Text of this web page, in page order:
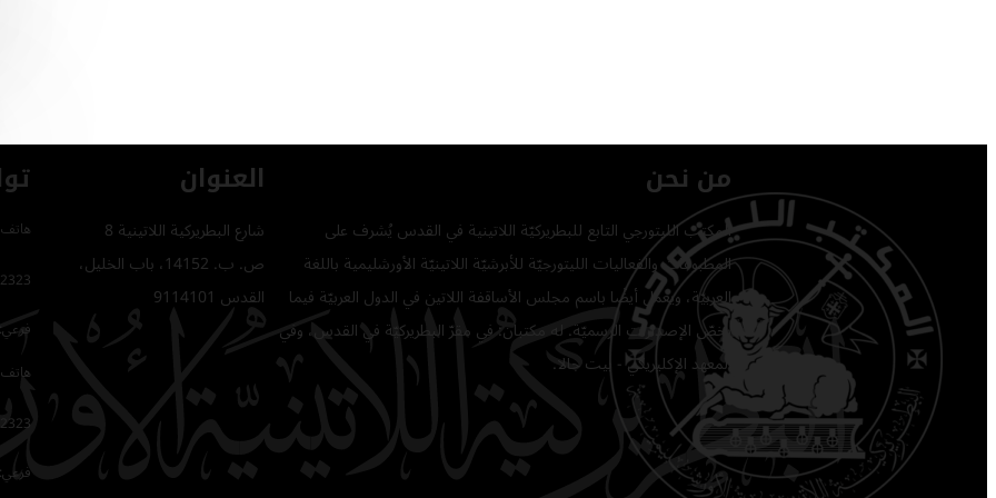
من نحن
المكتب الليتورجي التابع للبطريركيّة اللاتينية في القدس يُشرف على
المطبوعات والفعاليات الليتورجيّة للأبرشيّة اللاتينيّة الأورشليمية باللغة
العربيّة، ويعمل أيضًا باسم مجلس الأساقفة اللاتين في الدول العربيّة فيما
يخصّ الإصدارات الرسميّة. له مكتبان: في مقرّ البطريركيّة في القدس، وفي
المعهد الإكليريكي - بيت جالا.
العنوان
شارع البطريركية اللاتينية 8
ص. ب. 14152، باب الخليل،
القدس 9114101
فرعي: 464
فرعي: 216